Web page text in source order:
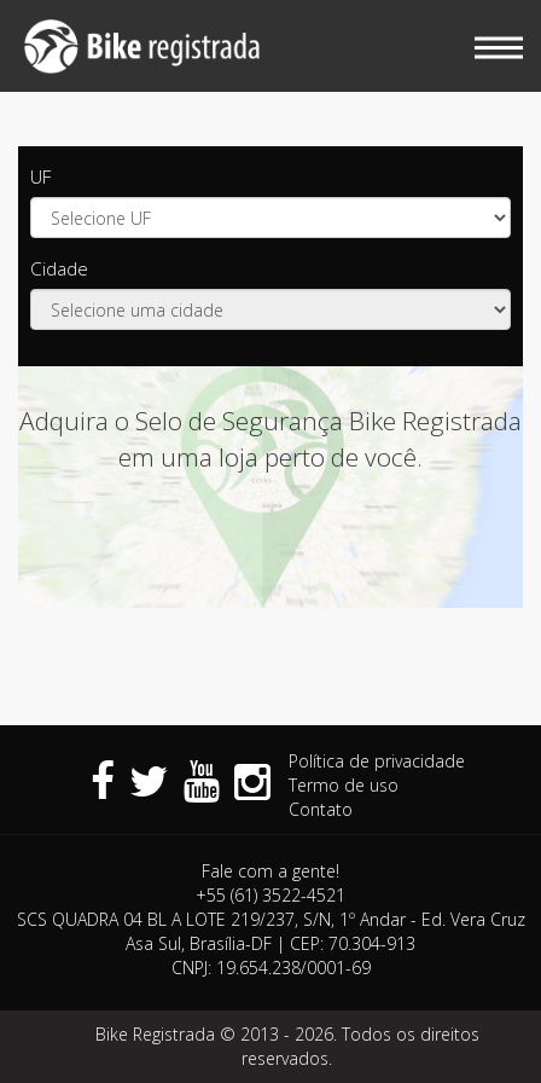
UF
Cidade
Adquira o Selo de Segurança Bike Registrada
em uma loja perto de você.
Política de privacidade
Termo de uso
Contato
Fale com a gente!
+55 (61) 3522-4521
SCS QUADRA 04 BL A LOTE 219/237, S/N, 1º Andar - Ed. Vera Cruz
Asa Sul, Brasília-DF | CEP: 70.304-913
CNPJ: 19.654.238/0001-69
Bike Registrada © 2013 - 2026. Todos os direitos
reservados.